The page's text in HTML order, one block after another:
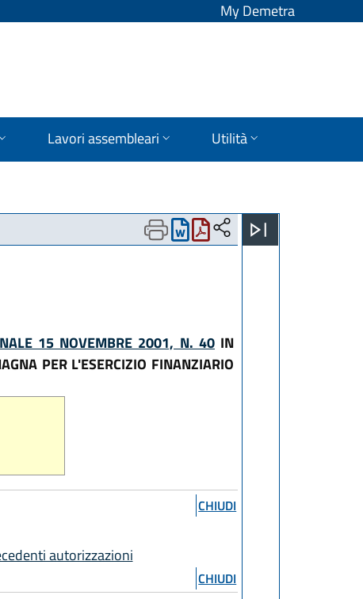
My Demetra
Lavori assembleari Utilità
15 NOVEMBRE 2001, N. 40IN
PER L'ESERCIZIO FINANZIARIO
CHIUDI
autorizzazioni
CHIUDI